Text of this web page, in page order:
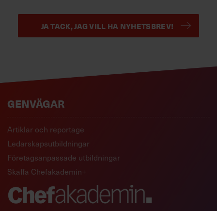
JA TACK, JAG VILL HA NYHETSBREV!
GENVÄGAR
Artiklar och reportage
Ledarskapsutbildningar
Företagsanpassade utbildningar
Skaffa Chefakademin+